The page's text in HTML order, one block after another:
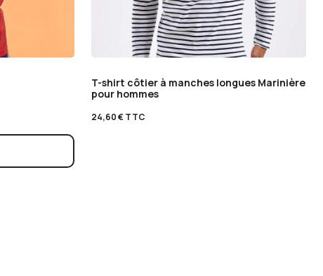
T-shirt côtier à manches longues Marinière
pour hommes
24,60€TTC